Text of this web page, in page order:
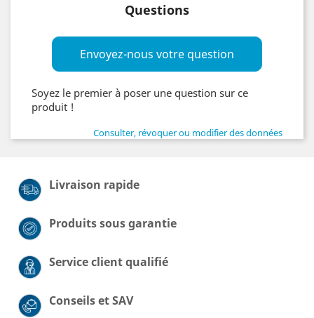
Questions
Envoyez-nous votre question
Soyez le premier à poser une question sur ce
produit !
Consulter, révoquer ou modifier des données
Livraison rapide
Produits sous garantie
Service client qualifié
Conseils et SAV